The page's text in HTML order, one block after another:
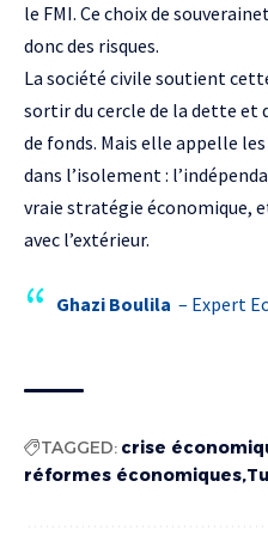
le FMI. Ce choix de
donc des risques.
La société civile soutient
sortir du cercle de la dette et
de fonds. Mais elle appelle
dans l’isolement :
vraie stratégie économique,
avec l’extérieur.
Ghazi Boulila – Expert
TAGGED: crise
réformes économiques